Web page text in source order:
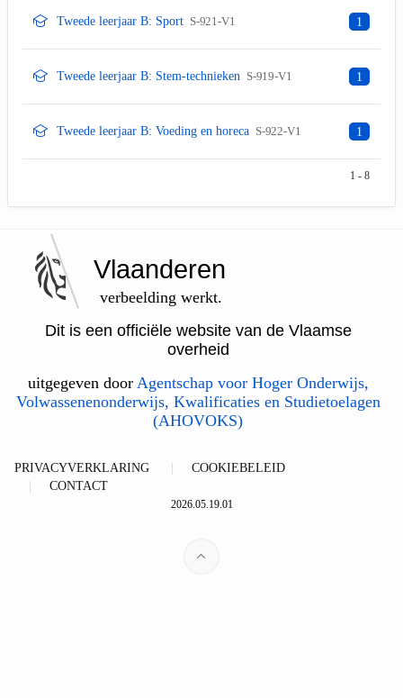
Tweede leerjaar B: Sport S-921-V1 1
Tweede leerjaar B: Stem-technieken S-919-V1 1
Tweede leerjaar B: Voeding en horeca S-922-V1 1
1 - 8
Vlaanderen
verbeelding werkt.
Dit is een officiële website van de Vlaamse
overheid
uitgegeven door Agentschap voor Hoger Onderwijs,
Volwassenenonderwijs, Kwalificaties en Studietoelagen
(AHOVOKS)
PRIVACYVERKLARING
COOKIEBELEID
CONTACT
2026.05.19.01